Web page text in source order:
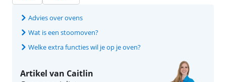
Advies over ovens
Wat is een stoomoven?
Welke extra functies wil je op je oven?
Artikel van Caitlin